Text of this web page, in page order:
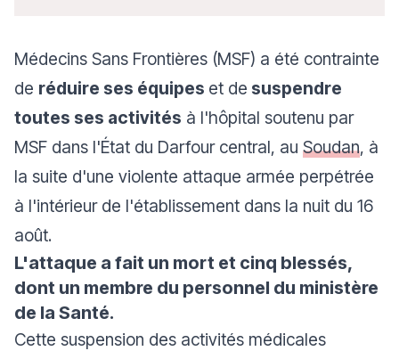
Médecins Sans Frontières (MSF) a été contrainte
de réduire ses équipes et de suspendre
toutes ses activités à l'hôpital soutenu par
MSF dans l'État du Darfour central, au Soudan, à
la suite d'une violente attaque armée perpétrée
à l'intérieur de l'établissement dans la nuit du 16
août.
L'attaque a fait un mort et cinq blessés,
dont un membre du personnel du ministère
de la Santé.
Cette suspension des activités médicales